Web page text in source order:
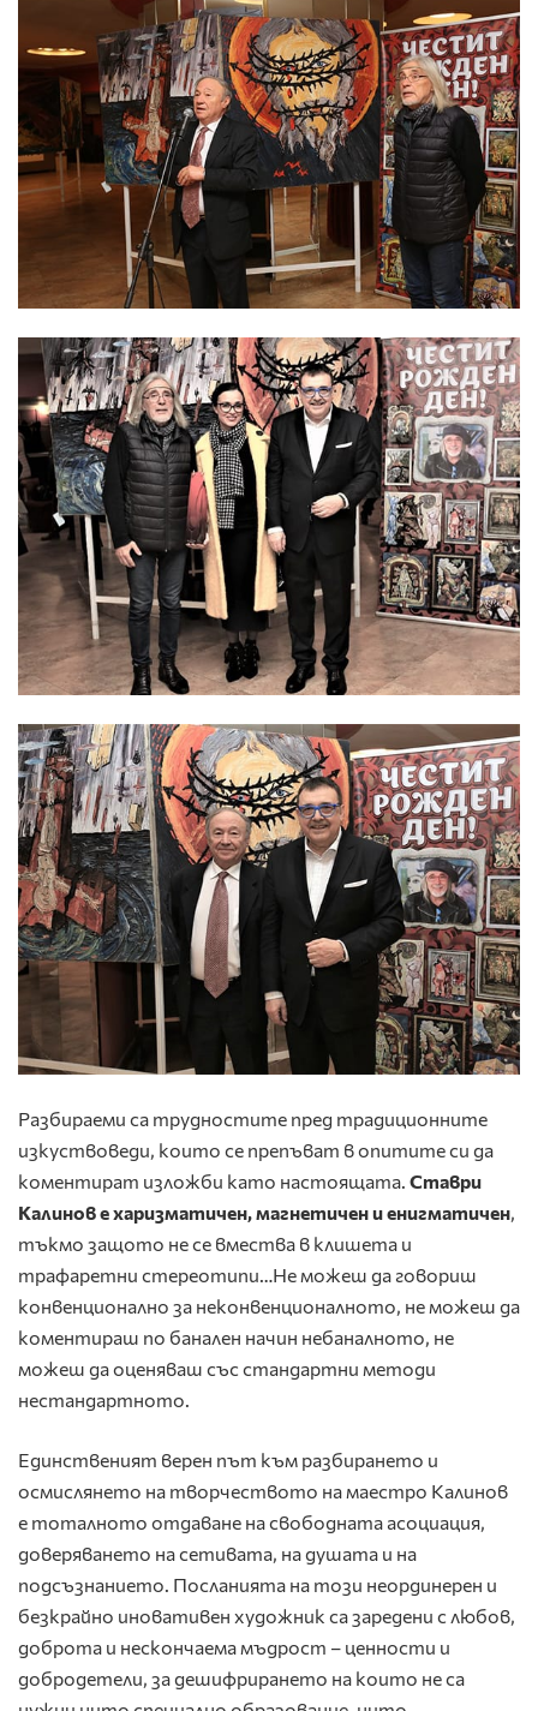
Разбираеми са трудностите пред традиционните
изкуствоведи, които се препъват в опитите си да
коментират изложби като настоящата. Ставри
Калинов е харизматичен, магнетичен и енигматичен,
тъкмо защото не се вмества в клишета и
трафаретни стереотипи…Не можеш да говориш
конвенционално за неконвенционалното, не можеш да
коментираш по банален начин небаналното, не
можеш да оценяваш със стандартни методи
нестандартното.
Единственият верен път към разбирането и
осмислянето на творчеството на маестро Калинов
е тоталното отдаване на свободната асоциация,
доверяването на сетивата, на душата и на
подсъзнанието. Посланията на този неординерен и
безкрайно иновативен художник са заредени с любов,
доброта и нескончаема мъдрост – ценности и
добродетели, за дешифрирането на които не са